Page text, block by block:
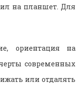
на планшет. Для
ориентация на
современных
или отдалять